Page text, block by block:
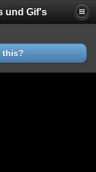
und Gif's
this?